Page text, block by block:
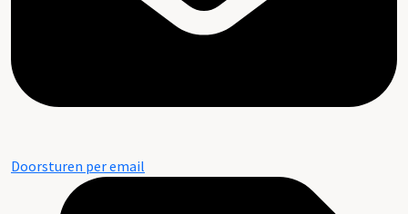
Doorsturen per email